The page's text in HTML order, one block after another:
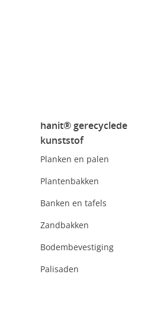
hanit® gerecyclede
kunststof
Planken en palen
Plantenbakken
Banken en tafels
Zandbakken
Bodembevestiging
Palisaden